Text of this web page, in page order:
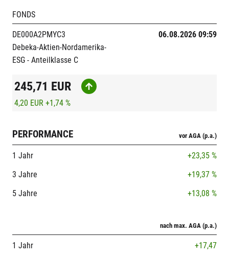
FONDS
DE000A2PMYC3
Debeka-Aktien-Nordamerika-
ESG - Anteilklasse C
06.08.2026 09:59
245,71 EUR
4,20 EUR +1,74 %
PERFORMANCE vor AGA (p.a.)
1 Jahr
+23,35 %
3 Jahre
+19,37 %
5 Jahre
+13,08 %
nach max. AGA (p.a.)
1 Jahr
+17,47